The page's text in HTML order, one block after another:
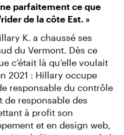
parfaitement ce que
de la côte Est. »
K. a chaussé ses
du Vermont. Dès ce
c’était là qu’elle voulait
2021 : Hillary occupe
responsable du contrôle
de responsable des
à profit son
et en design web,